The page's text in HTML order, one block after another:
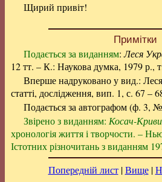
Щирий привіт!
Примітки
Подається за виданням:Леся
12 тт. – К.: Наукова думка, 1979 р.,
Вперше надруковано у вид.: Леся
статті, дослідження, вип. 1, с. 67 –
Подається за автографом (ф. 3,
Звірено з виданням: Косач-
хронологія життя і творчости. –
Істотних різночитань з виданням
Попередній лист|Вище|